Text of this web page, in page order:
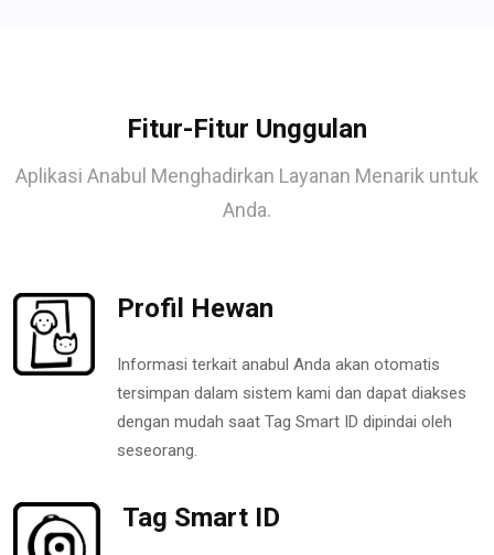
Fitur-Fitur Unggulan
Aplikasi Anabul Menghadirkan Layanan Menarik untuk
Anda.
Profil Hewan
Informasi terkait anabul Anda akan otomatis
tersimpan dalam sistem kami dan dapat diakses
dengan mudah saat Tag Smart ID dipindai oleh
seseorang.
Tag Smart ID